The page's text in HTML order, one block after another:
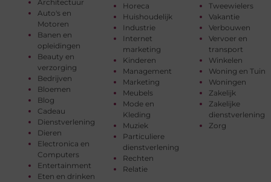
Architectuur
Auto's en
Motoren
Banen en
opleidingen
Beauty en
verzorging
Bedrijven
Bloemen
Blog
Cadeau
Dienstverlening
Dieren
Electronica en
Computers
Entertainment
Eten en drinken
Horeca
Huishoudelijk
Industrie
Internet
marketing
Kinderen
Management
Marketing
Meubels
Mode en
Kleding
Muziek
Particuliere
dienstverlening
Rechten
Relatie
Tweewielers
Vakantie
Verbouwen
Vervoer en
transport
Winkelen
Woning en Tuin
Woningen
Zakelijk
Zakelijke
dienstverlening
Zorg